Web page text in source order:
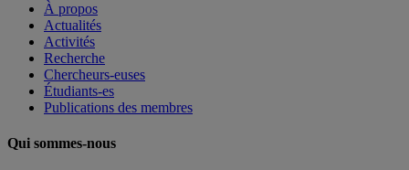
À propos
Actualités
Activités
Recherche
Chercheurs-euses
Étudiants-es
Publications des membres
Qui sommes-nous